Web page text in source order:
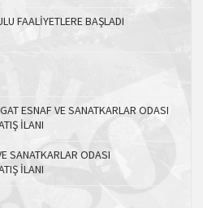
FAALİYETLERE BAŞLADI
ESNAF VE SANATKARLAR ODASI
İLANI
SANATKARLAR ODASI
İLANI